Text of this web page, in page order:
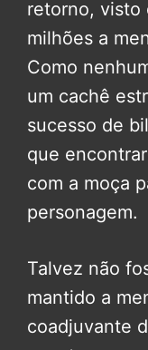
retorno, visto
milhões a
Como
um cachê
sucesso de
que
com a moça
personagem.
Talvez não
mantido a
coadjuvante